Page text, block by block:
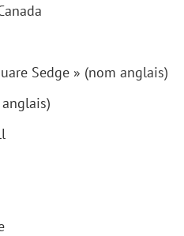
Sedge » (nom anglais)